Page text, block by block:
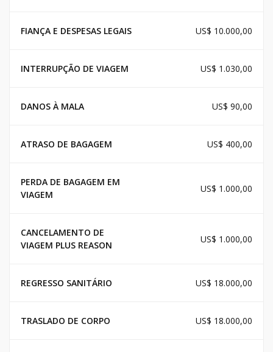
FIANÇA E DESPESAS LEGAIS US$ 10.000,00
INTERRUPÇÃO DE VIAGEM US$ 1.030,00
DANOS À MALA US$ 90,00
ATRASO DE BAGAGEM US$ 400,00
PERDA DE BAGAGEM EM
VIAGEM
US$ 1.000,00
CANCELAMENTO DE
VIAGEM PLUS REASON
US$ 1.000,00
REGRESSO SANITÁRIO US$ 18.000,00
TRASLADO DE CORPO US$ 18.000,00